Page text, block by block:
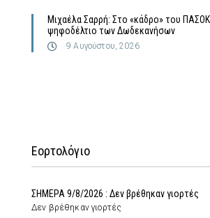
Μιχαέλα Σαρρή: Στο «κάδρο» του ΠΑΣΟΚ
ψηφοδέλτιο των Δωδεκανήσων
9 Αυγούστου, 2026
Εορτολόγιο
ΣΗΜΕΡΑ 9/8/2026 : Δεν βρέθηκαν γιορτές
Δεν βρέθηκαν γιορτές